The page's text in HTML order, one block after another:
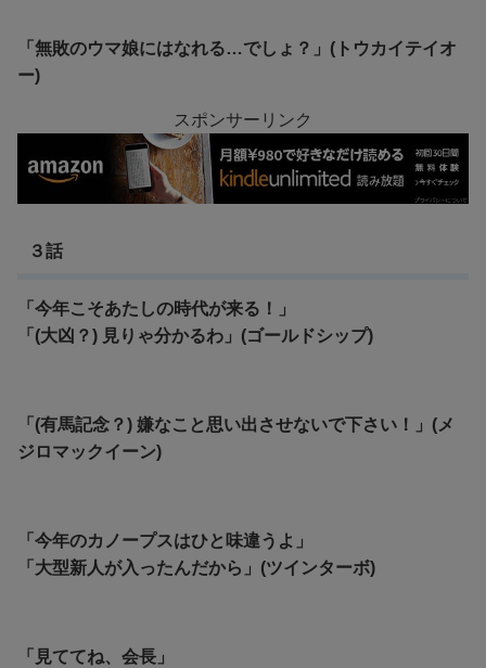
「無敗のウマ娘にはなれる…でしょ？」(トウカイテイオ
ー)
スポンサーリンク
３話
「今年こそあたしの時代が来る！」
「(大凶？) 見りゃ分かるわ」(ゴールドシップ)
「(有馬記念？) 嫌なこと思い出させないで下さい！」(メ
ジロマックイーン)
「今年のカノープスはひと味違うよ」
「大型新人が入ったんだから」(ツインターボ)
「見ててね、会長」